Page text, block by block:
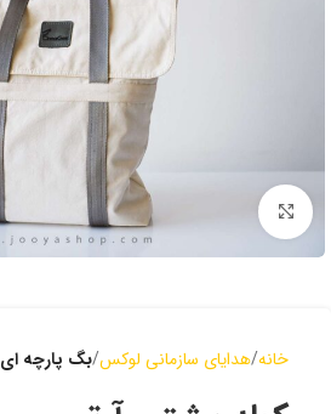
بزرگنمایی
خانه هدایای سازمانی لوکس بگ پارچه ای